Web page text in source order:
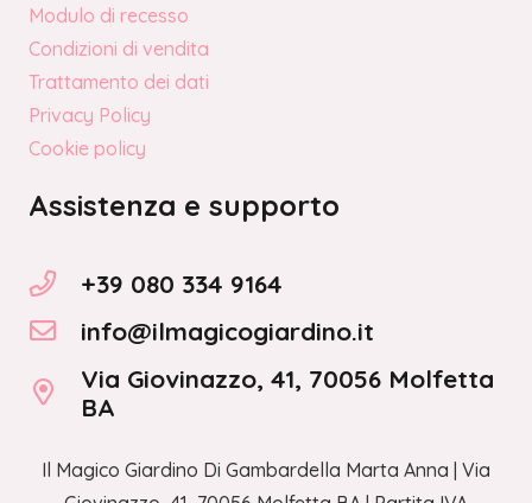
Modulo di recesso
Condizioni di vendita
Trattamento dei dati
Privacy Policy
Cookie policy
Assistenza e supporto
+39 080 334 9164
info@ilmagicogiardino.it
Via Giovinazzo, 41, 70056 Molfetta
BA
Il Magico Giardino Di Gambardella Marta Anna | Via